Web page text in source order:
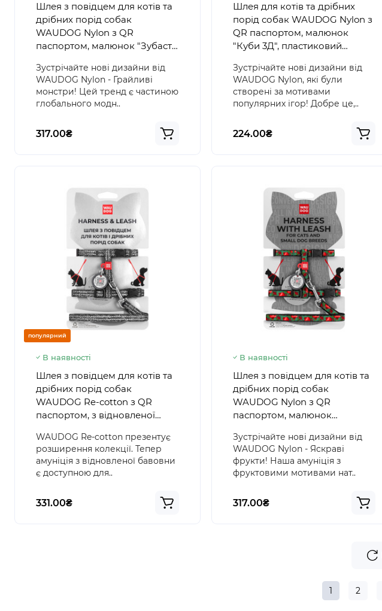
Шлея з повідцем для котів та
дрібних порід собак
WAUDOG Nylon з QR
паспортом, малюнок "Зубасті
фастекс
Зустрічайте нові дизайни від
WAUDOG Nylon - Грайливі
монстри! Цей тренд є частиною
глобального модн..
317.00₴
Шлея для котів та дрібних
порід собак WAUDOG Nylon з
QR паспортом, малюнок
"Куби 3Д", пластиковий
Зустрічайте нові дизайни від
WAUDOG Nylon, які були
створені за мотивами
популярних ігор! Добре це,..
224.00₴
популярний
В наявності
Шлея з повідцем для котів та
дрібних порід собак
WAUDOG Re-cotton з QR
паспортом, з відновленої
пластиковий фастекс, розмір
XS, сіра
WAUDOG Re-cotton презентує
розширення колекції. Тепер
амуніція з відновленої бавовни
є доступною для..
331.00₴
В наявності
Шлея з повідцем для котів та
дрібних порід собак
WAUDOG Nylon з QR
паспортом, малюнок
фастекс
Зустрічайте нові дизайни від
WAUDOG Nylon - Яскраві
фрукти! Наша амуніція з
фруктовими мотивами нат..
317.00₴
1 2